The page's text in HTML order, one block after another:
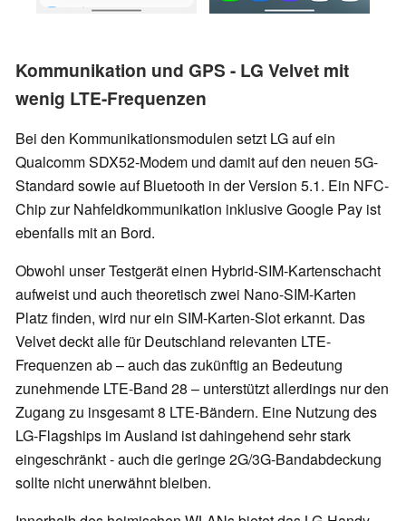
Kommunikation und GPS - LG Velvet mit
wenig LTE-Frequenzen
Bei den Kommunikationsmodulen setzt LG auf ein
Qualcomm SDX52-Modem und damit auf den neuen 5G-
Standard sowie auf Bluetooth in der Version 5.1. Ein NFC-
Chip zur Nahfeldkommunikation inklusive Google Pay ist
ebenfalls mit an Bord.
Obwohl unser Testgerät einen Hybrid-SIM-Kartenschacht
aufweist und auch theoretisch zwei Nano-SIM-Karten
Platz finden, wird nur ein SIM-Karten-Slot erkannt. Das
Velvet deckt alle für Deutschland relevanten LTE-
Frequenzen ab – auch das zukünftig an Bedeutung
zunehmende LTE-Band 28 – unterstützt allerdings nur den
Zugang zu insgesamt 8 LTE-Bändern. Eine Nutzung des
LG-Flagships im Ausland ist dahingehend sehr stark
eingeschränkt - auch die geringe 2G/3G-Bandabdeckung
sollte nicht unerwähnt bleiben.